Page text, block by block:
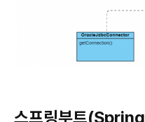
스프링부트